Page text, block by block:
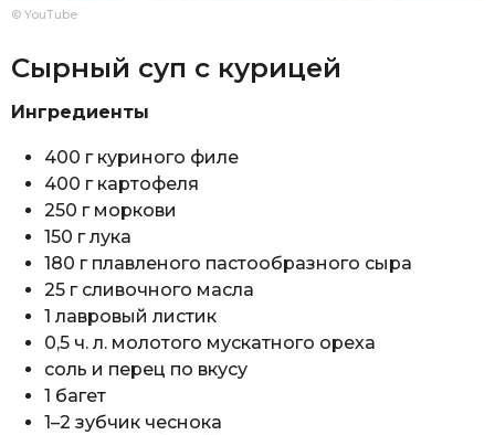
© YouTube
Сырный суп с курицей
Ингредиенты
400 г куриного филе
400 г картофеля
250 г моркови
150 г лука
180 г плавленого пастообразного сыра
25 г сливочного масла
1 лавровый листик
0,5 ч. л. молотого мускатного ореха
соль и перец по вкусу
1 багет
1–2 зубчик чеснока